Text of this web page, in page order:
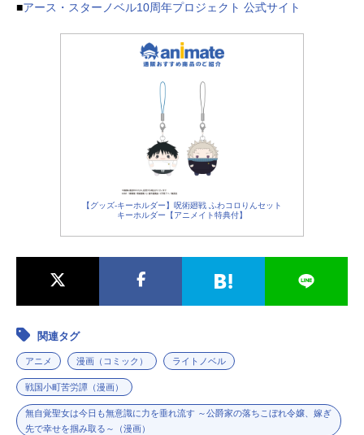
■アース・スターノベル10周年プロジェクト 公式サイト
【グッズ-キーホルダー】呪術廻戦 ふわコロりんセット
キーホルダー【アニメイト特典付】
関連タグ
アニメ 漫画（コミック） ライトノベル
戦国小町苦労譚（漫画）
無自覚聖女は今日も無意識に力を垂れ流す ～公爵家の落ちこぼれ令嬢、嫁ぎ
先で幸せを掴み取る～（漫画）